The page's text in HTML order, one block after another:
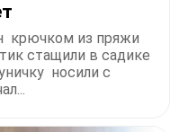
крючком из пряжи
стащили в садике
носили с